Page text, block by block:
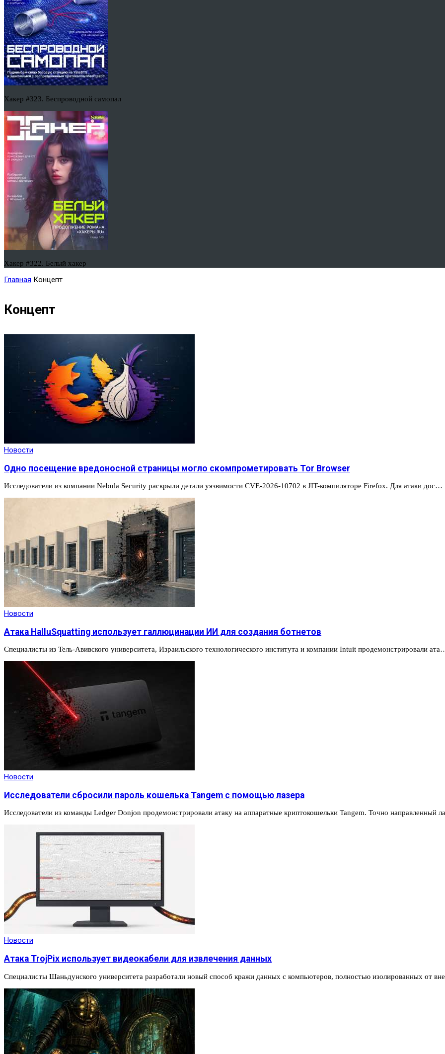
Хакер #323. Беспроводной самопал
Хакер #322. Белый хакер
Главная Концепт
Концепт
Новости
Одно посещение вредоносной страницы могло скомпрометировать Tor Browser
Исследователи из компании Nebula Security раскрыли детали уязвимости CVE-2026-10702 в JIT-компиляторе Firefox. Для атаки дос…
Новости
Атака HalluSquatting использует галлюцинации ИИ для создания ботнетов
Специалисты из Тель-Авивского университета, Израильского технологического института и компании Intuit продемонстрировали
Новости
Исследователи сбросили пароль кошелька Tangem с помощью лазера
Исследователи из команды Ledger Donjon продемонстрировали атаку на аппаратные криптокошельки Tangem. Точно направленный
Новости
Атака TrojPix использует видеокабели для извлечения данных
Специалисты Шаньдунского университета разработали новый способ кражи данных с компьютеров, полностью изолированных от